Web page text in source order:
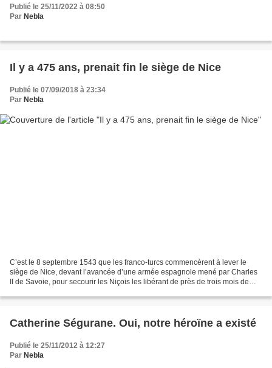
Publié le 25/11/2022 à 08:50
Par Nebla
Il y a 475 ans, prenait fin le siège de Nice
Publié le 07/09/2018 à 23:34
Par Nebla
C’est le 8 septembre 1543 que les franco-turcs commencèrent à lever le
siège de Nice, devant l’avancée d’une armée espagnole mené par Charles
II de Savoie, pour secourir les Niçois les libérant de près de trois mois de
Catherine Ségurane. Oui, notre héroïne a existé
Publié le 25/11/2012 à 12:27
Par Nebla